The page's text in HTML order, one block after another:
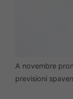
A novembre
previsioni